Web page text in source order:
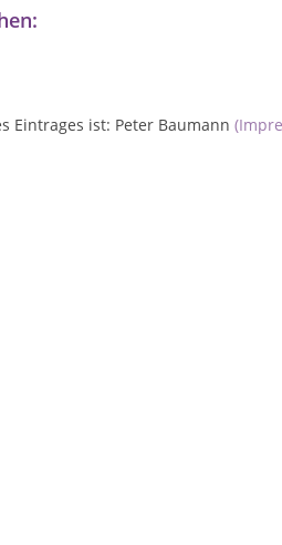
Eintrages ist: Peter Baumann